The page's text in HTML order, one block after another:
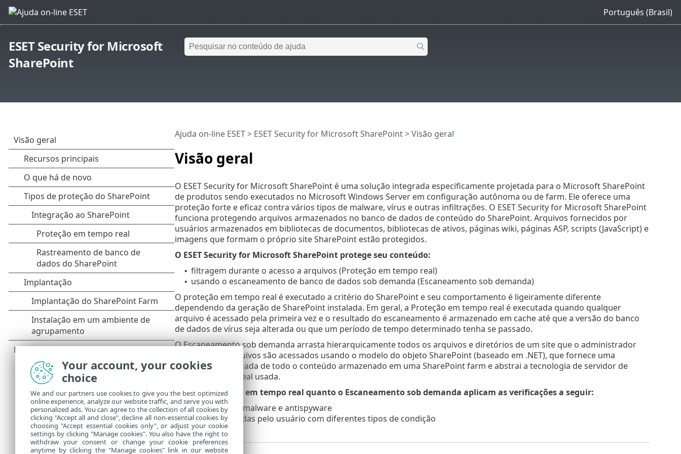
Português (Brasil)
ESET Security for Microsoft
SharePoint
Visão geral
Ajuda on-line ESET> ESET Security for Microsoft SharePoint>Visão geral
O ESET Security for Microsoft SharePoint é uma solução integrada especificamente projetada para o Microsoft SharePoint
de produtos sendo executados no Microsoft Windows Server em configuração autônoma ou de farm. Ele oferece uma
proteção forte e eficaz contra vários tipos de malware, vírus e outras infiltrações. O ESET Security for Microsoft SharePoint
funciona protegendo arquivos armazenados no banco de dados de conteúdo do SharePoint. Arquivos fornecidos por
usuários armazenados em bibliotecas de documentos, bibliotecas de ativos, páginas wiki, páginas ASP, scripts (JavaScript) e
imagens que formam o próprio site SharePoint estão protegidos.
O ESET Security for Microsoft SharePoint protege seu conteúdo:
• filtragem durante o acesso a arquivos (Proteção em tempo real)
• usando o escaneamento de banco de dados sob demanda (Escaneamento sob demanda)
O proteção em tempo real é executado a critério do SharePoint e seu comportamento é ligeiramente diferente
dependendo da geração de SharePoint instalada. Em geral, a Proteção em tempo real é executada quando qualquer
arquivo é acessado pela primeira vez e o resultado do escaneamento é armazenado em cache até que a versão do banco
de dados de vírus seja alterada ou que um período de tempo determinado tenha se passado.
O Escaneamento sob demanda arrasta hierarquicamente todos os arquivos e diretórios de um site que o administrador
seleciona. Os arquivos são acessados usando o modelo do objeto SharePoint (baseado em .NET), que fornece uma
visualização unificada de todo o conteúdo armazenado em uma SharePoint farm e abstrai a tecnologia de servidor de
banco de dados real usada.
Tanto a Proteção em tempo real quanto o Escaneamento sob demanda aplicam as verificações a seguir:
• Proteção antimalware e antispyware
• Regras definidas pelo usuário com diferentes tipos de condição
Your account, your cookies
choice
We and our partners use cookies to give you the best optimized
online experience, analyze our website traffic, and serve you with
personalized ads. You can agree to the collection of all cookies by
clicking "Accept all and close", decline all non-essential cookies by
choosing "Accept essential cookies only", or adjust your cookie
settings by clicking "Manage cookies". You also have the right to
withdraw your consent or change your cookie preferences
anytime by clicking the "Manage cookies" link in our website